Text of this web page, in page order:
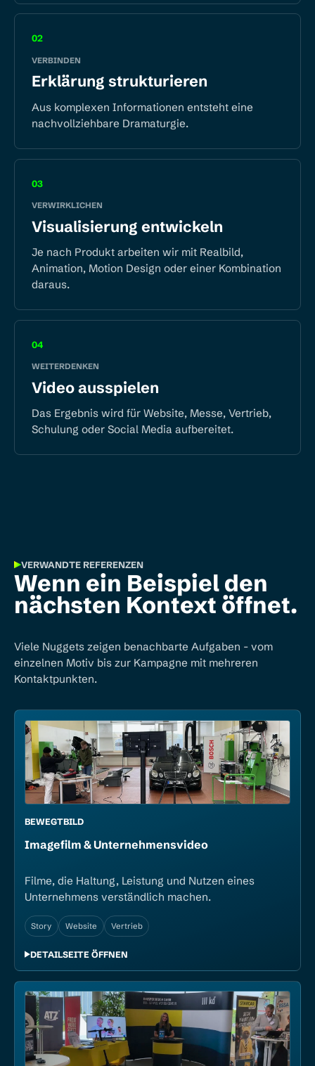
02
VERBINDEN
Erklärung strukturieren
Aus komplexen Informationen entsteht eine
nachvollziehbare Dramaturgie.
03
VERWIRKLICHEN
Visualisierung entwickeln
Je nach Produkt arbeiten wir mit Realbild,
Animation, Motion Design oder einer Kombination
daraus.
04
WEITERDENKEN
Video ausspielen
Das Ergebnis wird für Website, Messe, Vertrieb,
Schulung oder Social Media aufbereitet.
VERWANDTE REFERENZEN
Wenn ein Beispiel den
nächsten Kontext öffnet.
Viele Nuggets zeigen benachbarte Aufgaben - vom
einzelnen Motiv bis zur Kampagne mit mehreren
Kontaktpunkten.
BEWEGTBILD
Image­film & Unternehmens­video
Filme, die Haltung, Leistung und Nutzen eines
Unternehmens verständlich machen.
Story Website Vertrieb
DETAILSEITE ÖFFNEN